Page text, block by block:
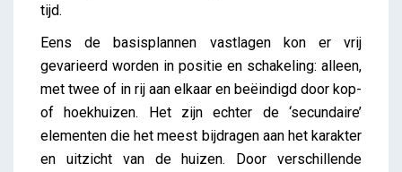
tijd.
Eens de basisplannen vastlagen kon er vrij
gevarieerd worden in positie en schakeling: alleen,
met twee of in rij aan elkaar en beëindigd door kop-
of hoekhuizen. Het zijn echter de ‘secundaire’
elementen die het meest bijdragen aan het karakter
en uitzicht van de huizen. Door verschillende